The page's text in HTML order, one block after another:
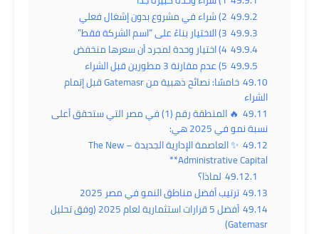
49.9.2 2) شراء في مشروع بدون إشغال فعلي
49.9.3 3) الاختيار بناءً على “اسم الشركة فقط”
49.9.4 4) اختيار وحدة لمجرد أن سعرها منخفض
49.9.5 5) عدم مقارنة 3 مطورين قبل الشراء
49.10
خامسًا: نصائح ذهبية من Gatemasr قبل إتمام
الشراء
49.11
🔥 المنطقة رقم (1) في مصر التي ستحقق أعلى
نسبة نمو في 2025 هي:
49.12
✨ العاصمة الإدارية الجديدة – The New
Administrative Capital**
49.12.1 لماذا؟
49.13ترتيب أفضل مناطق النمو في مصر 2025
49.14
أفضل 5 قرارات استثمارية لعام 2025 (وفق تحليل
Gatemasr)